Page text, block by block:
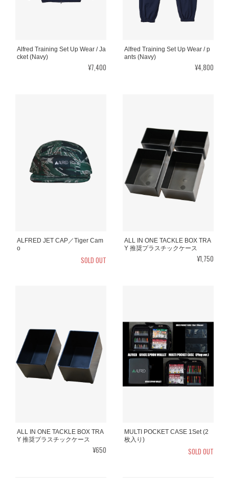
Alfred Training Set Up Wear / Ja
cket (Navy)
¥7,400
Alfred Training Set Up Wear / p
ants (Navy)
¥4,800
ALFRED JET CAP／Tiger Cam
o
SOLD OUT
ALL IN ONE TACKLE BOX TRA
Y 推奨プラスチックケース
¥1,750
ALL IN ONE TACKLE BOX TRA
Y 推奨プラスチックケース
¥650
MULTI POCKET CASE 1Set (2
枚入り)
SOLD OUT